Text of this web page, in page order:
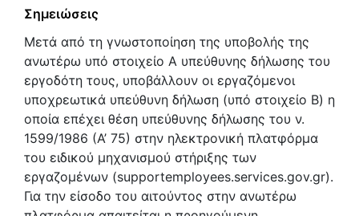
Σημειώσεις
Mετά από τη γνωστοποίηση της υποβολής της
ανωτέρω υπό στοιχείο Α υπεύθυνης δήλωσης του
εργοδότη τους, υποβάλλουν οι εργαζόμενοι
υποχρεωτικά υπεύθυνη δήλωση (υπό στοιχείο B) η
οποία επέχει θέση υπεύθυνης δήλωσης του ν.
1599/1986 (Α’ 75) στην ηλεκτρονική πλατφόρμα
του ειδικού μηχανισμού στήριξης των
εργαζομένων (supportemployees.services.gov.gr).
Για την είσοδο του αιτούντος στην ανωτέρω